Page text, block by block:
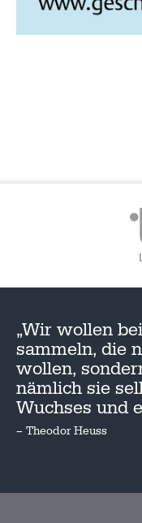
„Wir wollen
sammeln, die
wollen,
nämlich sie
Wuchses und
– Theodor Heuss